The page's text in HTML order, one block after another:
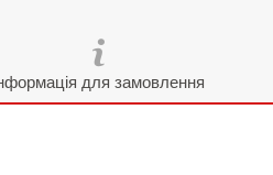
для замовлення